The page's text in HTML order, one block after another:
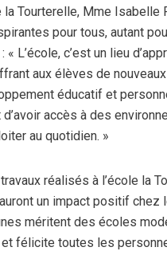
la Tourterelle, Mme Isabelle
pour tous, autant
L’école, c’est un lieu
aux élèves de
éducatif et
d’avoir accès à des
au quotidien. »
réalisés à l’école la
un impact positif chez
méritent des écoles
félicite toutes les